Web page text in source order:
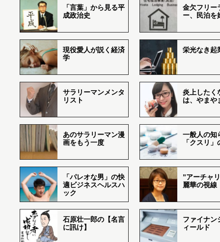
「言葉」から見る平
成政治史
金欠フリー
ー、民泊を
現役愛人が説く経済
学
栄光なき起
サラリーマンメンタ
リスト
炎上したく
は、やまや
あのサラリーマン漫
画をもう一度
一般人の知
「クスリ
「パレオな男」の快
適ビジネスヘルスハ
ック
”アーチャ
麗華の視線
石原壮一郎の【名言
に訊け】
ファイナン
ィールド